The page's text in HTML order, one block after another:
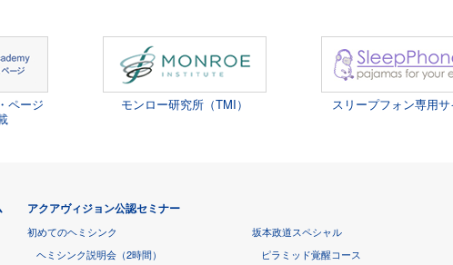
ページ
モンロー研究所（TMI） スリープフォン専用サ
アクアヴィジョン公認セミナー
初めてのヘミシンク
ヘミシンク説明会（2時間）
坂本政道スペシャル
ピラミッド覚醒コース